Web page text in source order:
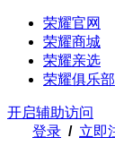
荣耀官网
荣耀商城
荣耀亲选
荣耀俱乐部
开启辅助访问
登录 / 立即